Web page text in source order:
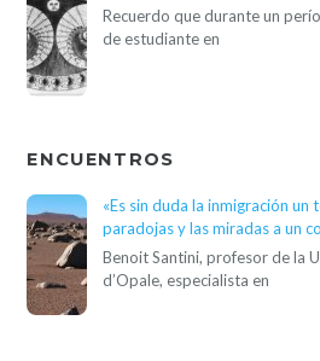
Recuerdo que durante un
de estudiante en
ENCUENTROS
«Es sin duda la inmigración un
paradojas y las miradas a un
Benoit Santini, profesor de la
d’Opale, especialista en